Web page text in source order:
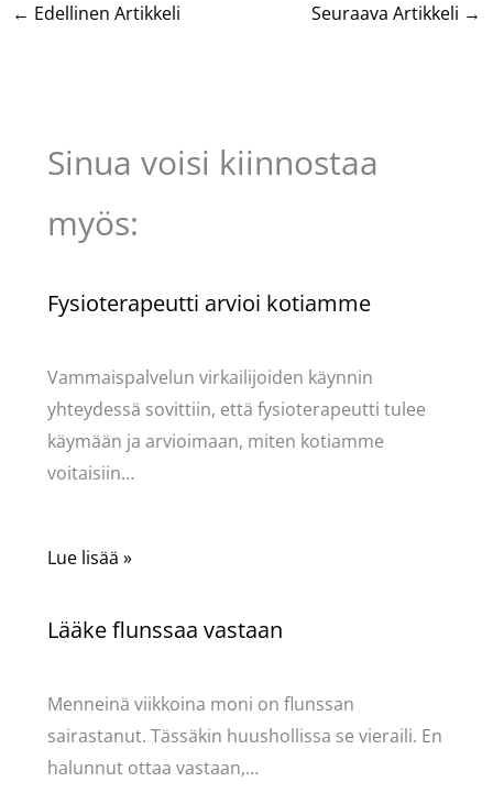
← Edellinen Artikkeli Seuraava Artikkeli →
Sinua voisi kiinnostaa
myös:
Fysioterapeutti arvioi kotiamme
Vammaispalvelun virkailijoiden käynnin
yhteydessä sovittiin, että fysioterapeutti tulee
käymään ja arvioimaan, miten kotiamme
voitaisiin…
Lue lisää »
Lääke flunssaa vastaan
Menneinä viikkoina moni on flunssan
sairastanut. Tässäkin huushollissa se vieraili. En
halunnut ottaa vastaan,…